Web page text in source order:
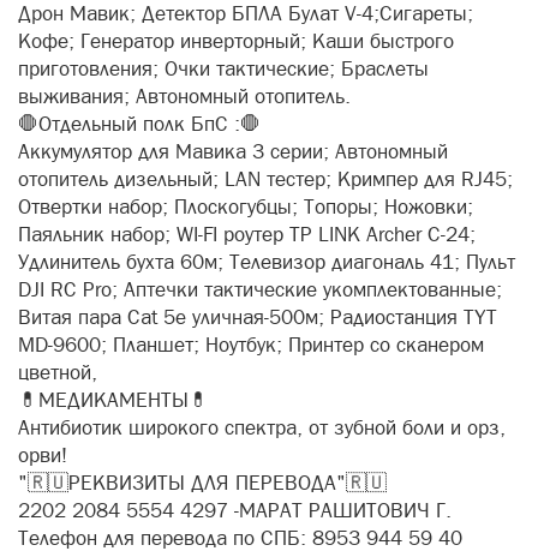
Дрон Мавик; Детектор БПЛА Булат V-4;Сигареты;
Кофе; Генератор инверторный; Каши быстрого
приготовления; Очки тактические; Браслеты
выживания; Автономный отопитель.
🛑Отдельный полк БпС :🛑
Аккумулятор для Мавика 3 серии; Автономный
отопитель дизельный; LAN тестер; Кримпер для RJ45;
Отвертки набор; Плоскогубцы; Топоры; Ножовки;
Паяльник набор; WI-FI роутер TP LINK Archer C-24;
Удлинитель бухта 60м; Телевизор диагональ 41; Пульт
DJI RC Pro; Аптечки тактические укомплектованные;
Витая пара Cat 5e уличная-500м; Радиостанция TYT
MD-9600; Планшет; Ноутбук; Принтер со сканером
цветной,
💊МЕДИКАМЕНТЫ💊
Антибиотик широкого спектра, от зубной боли и орз,
орви!
"🇷🇺РЕКВИЗИТЫ ДЛЯ ПЕРЕВОДА"🇷🇺
2202 2084 5554 4297 -МАРАТ РАШИТОВИЧ Г.
Телефон для перевода по СПБ: 8953 944 59 40